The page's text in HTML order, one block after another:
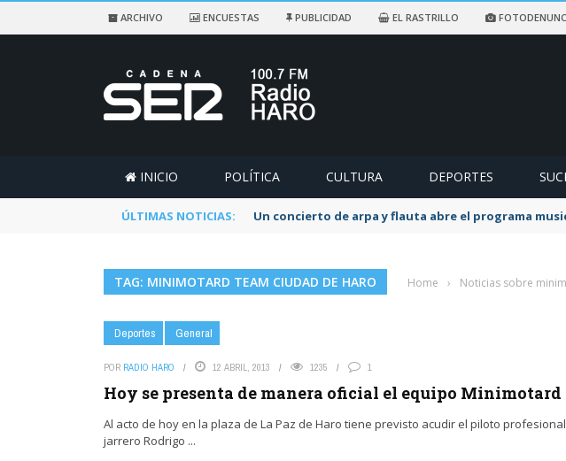
ARCHIVO ENCUESTAS PUBLICIDAD EL RASTRILLO
INICIO POLÍTICA CULTURA DEPORTES
ÚLTIMAS NOTICIAS: Un concierto de arpa y flauta abre el programa
TAG: MINIMOTARD TEAM CIUDAD DE HARO Home › Noticias sobre
Deportes General
POR RADIO HARO 12 ABRIL, 2013 1235 1
Hoy se presenta de manera oficial el equipo Minimotard
Al acto de hoy en la plaza de La Paz de Haro tiene previsto acudir el piloto profesional
jarrero Rodrigo ...